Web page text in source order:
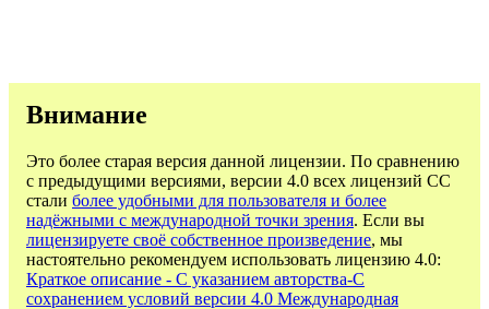
Внимание
Это более старая версия данной лицензии. По сравнению
с предыдущими версиями, версии 4.0 всех лицензий CC
стали более удобными для пользователя и более
надёжными с международной точки зрения. Если вы
лицензируете своё собственное произведение, мы
настоятельно рекомендуем использовать лицензию 4.0:
Краткое описание - С указанием авторства-С
сохранением условий версии 4.0 Международная